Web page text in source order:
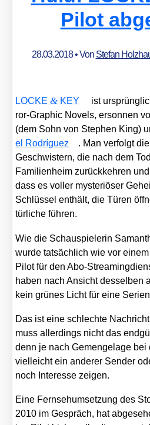
Pilot
28.03.2018• Von Stefan
LOCKE& KEY
ist
ror-Gra­phic Novels, erson­nen
(dem Sohn von Ste­phen King)
el Rodrí­guez
. Man ver­folgt
Geschwis­tern, die nach dem
Fami­li­en­heim zurück­keh­ren
dass es vol­ler mys­te­riö­ser
Schlüs­sel ent­hält, die Türen
tür­li­che füh­ren.
Wie die Schau­spie­le­rin
wur­de tat­säch­lich wie vor
Pilot für den Abo-
haben nach Ansicht des­sel­ben
kein grü­nes Licht für eine
Das ist eine schlech­te
muss aller­dings nicht das
denn je nach Gemenge­la­ge bei
viel­leicht ein ande­rer Sen­der
noch Inter­es­se zei­gen.
Eine Fern­seh­um­set­zung des
2010 im Gespräch, hat